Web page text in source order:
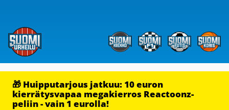
🎁 Huipputarjous jatkuu: 10 euron
kierrätysvapaa megakierros Reactoonz-
peliin - vain 1 eurolla!